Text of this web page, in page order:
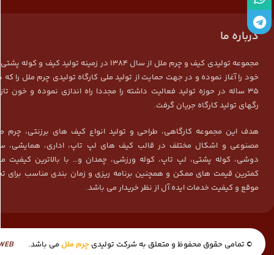
درباره ما
مجموعه تولیدی کیف و چرم ملل از سال 1384 در زمینه تولید کیف و
خود را آغاز نموده و در جهت حمایت از تولید ملی کارگاه تولیدی چرم ملل را که
35 ساله در حوزه تولید فعالیت داشته را مجددا راه اندازی نموده و خون
رگهای تولید کارگاه جریان گرفت.
هدف این مجموعه کارگاهی، طراحی و تولید انواع کیف های برزنتی، چرم
مصنوعی و اشکال مختلف در قالب کیف های لپ تاپ، اداری، همایشی،
دوشی، کوله پشتی، لپ تاپ، کوله ورزشی، چمدان و… با بالاترین کیفیت
کمترین قیمت های ممکن و همچنین برنامه ریزی و زمان بندی مناسب برای
موقع و کیفیت خدمات ایده آل از نظر خریدار می باشد.
© تمامی حقوق محفوظ و متعلق به شرکت تولیدیچرم مللمی باشد.